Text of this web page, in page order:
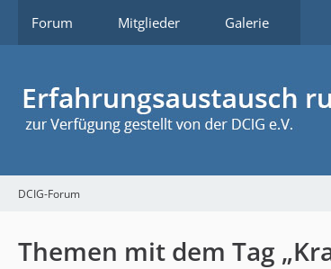
Forum Mitglieder Galerie
DCIG-Forum
Themen mit dem Tag